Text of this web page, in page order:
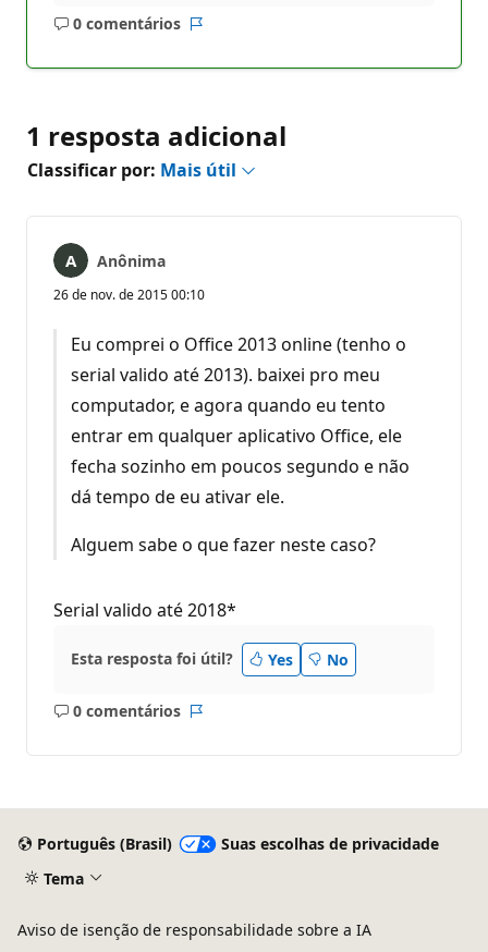
0 comentários
Sem
1 resposta adicional
Classificar por: Mais útil
Anônima
26 de nov. de 2015 00:10
Eu comprei o Office 2013 online (tenho o
serial valido até 2013). baixei pro meu
computador, e agora quando eu tento
entrar em qualquer aplicativo Office, ele
fecha sozinho em poucos segundo e não
dá tempo de eu ativar ele.
Alguem sabe o que fazer neste caso?
Serial valido até 2018*
Esta resposta foi útil? Yes No
0 comentários
Sem
Português (Brasil)
Suas escolhas de privacidade
Tema
Aviso de isenção de responsabilidade sobre a IA